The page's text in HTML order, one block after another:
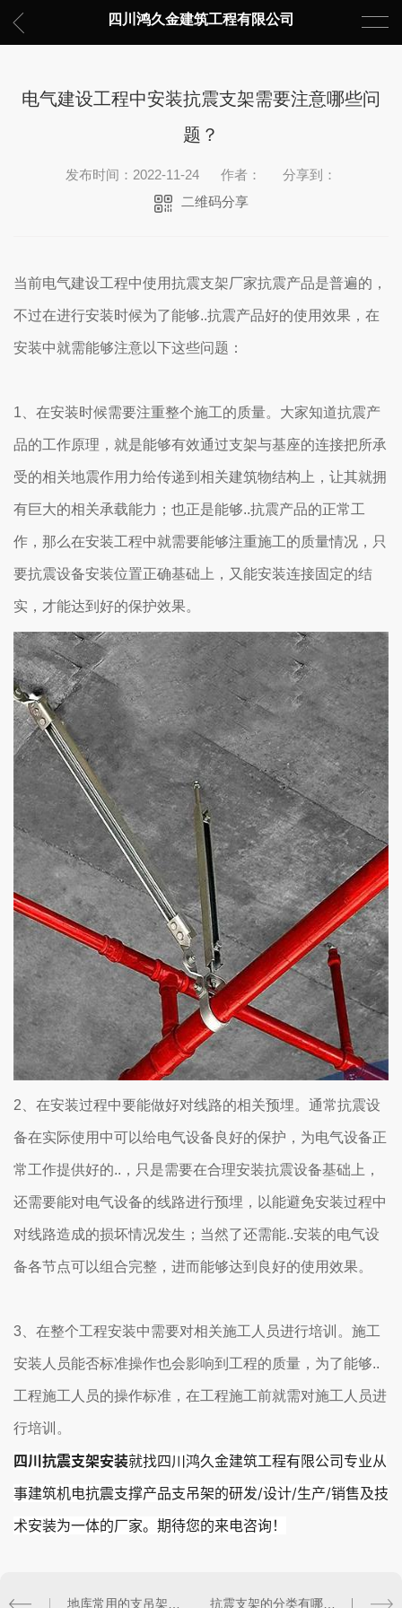
四川鸿久金建筑工程有限公司
电气建设工程中安装抗震支架需要注意哪些问
题？
发布时间：2022-11-24 作者：
分享到：
二维码分享
当前电气建设工程中使用抗震支架厂家抗震产品是普遍的，
不过在进行安装时候为了能够..抗震产品好的使用效果，在
安装中就需能够注意以下这些问题：
1、在安装时候需要注重整个施工的质量。大家知道抗震产
品的工作原理，就是能够有效通过支架与基座的连接把所承
受的相关地震作用力给传递到相关建筑物结构上，让其就拥
有巨大的相关承载能力；也正是能够..抗震产品的正常工
作，那么在安装工程中就需要能够注重施工的质量情况，只
要抗震设备安装位置正确基础上，又能安装连接固定的结
实，才能达到好的保护效果。
2、在安装过程中要能做好对线路的相关预埋。通常抗震设
备在实际使用中可以给电气设备良好的保护，为电气设备正
常工作提供好的..，只是需要在合理安装抗震设备基础上，
还需要能对电气设备的线路进行预埋，以能避免安装过程中
对线路造成的损坏情况发生；当然了还需能..安装的电气设
备各节点可以组合完整，进而能够达到良好的使用效果。
3、在整个工程安装中需要对相关施工人员进行培训。施工
安装人员能否标准操作也会影响到工程的质量，为了能够..
工程施工人员的操作标准，在工程施工前就需对施工人员进
行培训。
四川抗震支架安装就找四川鸿久金建筑工程有限公司专业从
事建筑机电抗震支撑产品支吊架的研发/设计/生产/销售及技
术安装为一体的厂家。期待您的来电咨询！